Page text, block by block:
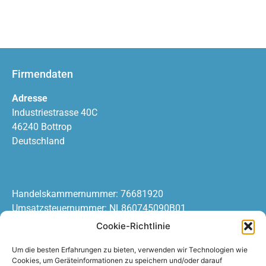
Cookie-Richtlinie
Um die besten Erfahrungen zu bieten, verwenden wir Technologien wie
Cookies, um Geräteinformationen zu speichern und/oder darauf
Firmendaten
Adresse
Industriestrasse 40C
46240 Bottrop
Deutschland
Handelskammernummer: 76681920
Umsatzsteuernummer: NL860745090B01
Informationen